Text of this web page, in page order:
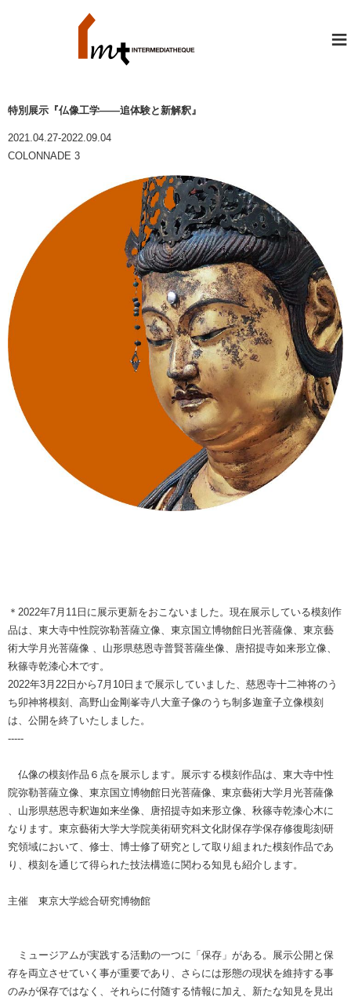
≡
特別展示『仏像工学――追体験と新解釈』
2021.04.27-2022.09.04
COLONNADE 3
＊2022年7月11日に展示更新をおこないました。現在展示している模刻作
品は、東大寺中性院弥勒菩薩立像、東京国立博物館日光菩薩像、東京藝
術大学月光菩薩像 、山形県慈恩寺普賢菩薩坐像、唐招提寺如来形立像、
秋篠寺乾漆心木です。
2022年3月22日から7月10日まで展示していました、慈恩寺十二神将のう
ち卯神将模刻、高野山金剛峯寺八大童子像のうち制多迦童子立像模刻
は、公開を終了いたしました。
-----
仏像の模刻作品６点を展示します。展示する模刻作品は、東大寺中性
院弥勒菩薩立像、東京国立博物館日光菩薩像、東京藝術大学月光菩薩像
、山形県慈恩寺釈迦如来坐像、唐招提寺如来形立像、秋篠寺乾漆心木に
なります。東京藝術大学大学院美術研究科文化財保存学保存修復彫刻研
究領域において、修士、博士修了研究として取り組まれた模刻作品であ
り、模刻を通じて得られた技法構造に関わる知見も紹介します。
主催 東京大学総合研究博物館
ミュージアムが実践する活動の一つに「保存」がある。展示公開と保
存を両立させていく事が重要であり、さらには形態の現状を維持する事
のみが保存ではなく、それらに付随する情報に加え、新たな知見を見出